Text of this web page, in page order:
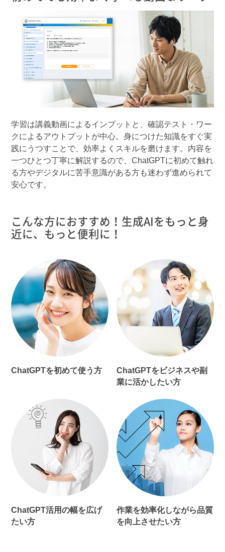
学習は講義動画によるインプットと、確認テスト・ワー
クによるアウトプットが中心。身につけた知識をすぐ実
践にうつすことで、効率よくスキルを磨けます。内容を
一つひとつ丁寧に解説するので、ChatGPTに初めて触れ
る方やデジタルに苦手意識がある方も迷わず進められて
安心です。
こんな方におすすめ！生成AIをもっと身
近に、もっと便利に！
ChatGPTを初めて使う方
ChatGPTをビジネスや副
業に活かしたい方
ChatGPT活用の幅を広げ
たい方
作業を効率化しながら品質
を向上させたい方